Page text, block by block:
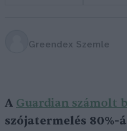
Greendex Szemle
A Guardian számolt
szójatermelés